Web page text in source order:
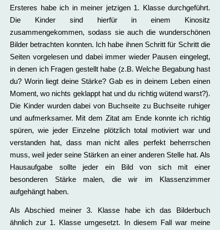
Ersteres habe ich in meiner jetzigen 1. Klasse durchgeführt.
Die Kinder sind hierfür in einem Kinositz
zusammengekommen, sodass sie auch die wunderschönen
Bilder betrachten konnten. Ich habe ihnen Schritt für Schritt die
Seiten vorgelesen und dabei immer wieder Pausen eingelegt,
in denen ich Fragen gestellt habe (z.B. Welche Begabung hast
du? Worin liegt deine Stärke? Gab es in deinem Leben einen
Moment, wo nichts geklappt hat und du richtig wütend warst?).
Die Kinder wurden dabei von Buchseite zu Buchseite ruhiger
und aufmerksamer. Mit dem Zitat am Ende konnte ich richtig
spüren, wie jeder Einzelne plötzlich total motiviert war und
verstanden hat, dass man nicht alles perfekt beherrschen
muss, weil jeder seine Stärken an einer anderen Stelle hat. Als
Hausaufgabe sollte jeder ein Bild von sich mit einer
besonderen Stärke malen, die wir im Klassenzimmer
aufgehängt haben.
Als Abschied meiner 3. Klasse habe ich das Bilderbuch
ähnlich zur 1. Klasse umgesetzt. In diesem Fall war meine